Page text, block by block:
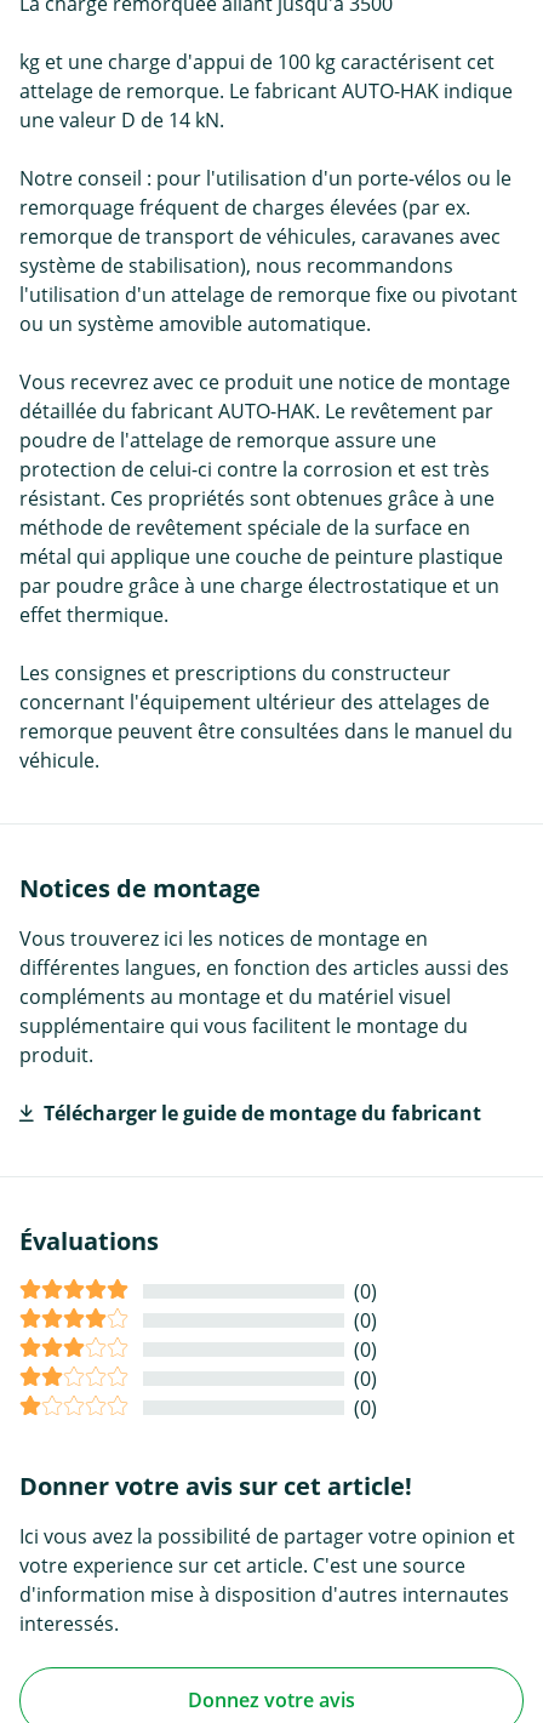
kg et une charge d'appui de 100 kg caractérisent cet
attelage de remorque. Le fabricant AUTO-HAK indique
une valeur D de 14 kN.
Notre conseil : pour l'utilisation d'un porte-vélos ou le
remorquage fréquent de charges élevées (par ex.
remorque de transport de véhicules, caravanes avec
système de stabilisation), nous recommandons
l'utilisation d'un attelage de remorque fixe ou pivotant
ou un système amovible automatique.
Vous recevrez avec ce produit une notice de montage
détaillée du fabricant AUTO-HAK. Le revêtement par
poudre de l'attelage de remorque assure une
protection de celui-ci contre la corrosion et est très
résistant. Ces propriétés sont obtenues grâce à une
méthode de revêtement spéciale de la surface en
métal qui applique une couche de peinture plastique
par poudre grâce à une charge électrostatique et un
effet thermique.
Les consignes et prescriptions du constructeur
concernant l'équipement ultérieur des attelages de
remorque peuvent être consultées dans le manuel du
véhicule.
Notices de montage
Vous trouverez ici les notices de montage en
différentes langues, en fonction des articles aussi des
compléments au montage et du matériel visuel
supplémentaire qui vous facilitent le montage du
produit.
Télécharger le guide de montage du fabricant
Évaluations
(0)
(0)
(0)
(0)
(0)
Donner votre avis sur cet article!
Ici vous avez la possibilité de partager votre opinion et
votre experience sur cet article. C'est une source
d'information mise à disposition d'autres internautes
interessés.
Donnez votre avis